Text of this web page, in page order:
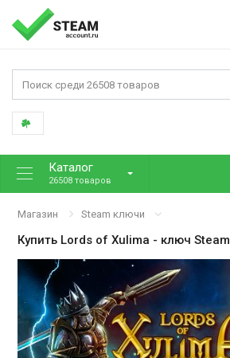
Каталог
26508 товаров
Магазин Steam ключи
Купить Lords of Xulima - ключ Steam